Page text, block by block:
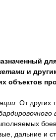
и
объектов
От других
дальние и